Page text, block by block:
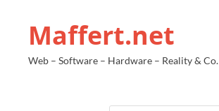
Maffert.net
Web – Software – Hardware – Reality & Co.